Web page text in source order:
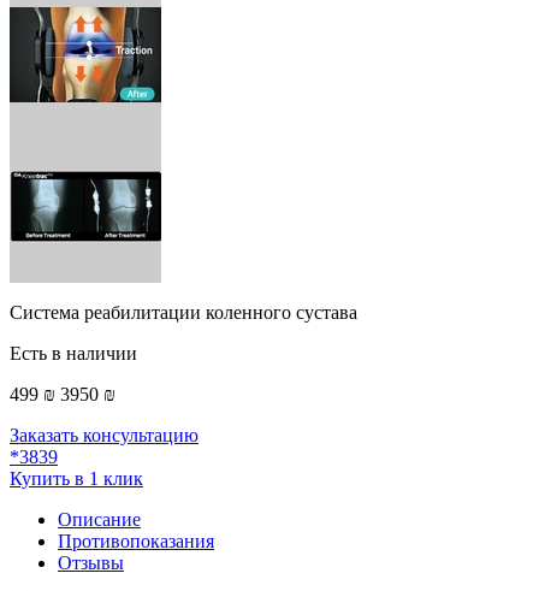
Cистема реабилитации коленного сустава
Есть в наличии
499 ₪ 3950 ₪
Заказать консультацию
*3839
Купить в 1 клик
Описание
Противопоказания
Отзывы